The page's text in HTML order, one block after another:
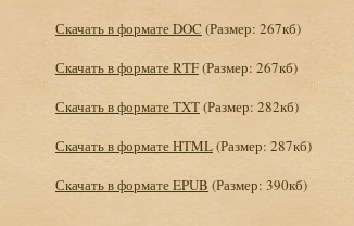
Скачать в формате DOC (Размер: 267кб)
Скачать в формате RTF(Размер: 267кб)
Скачать в формате TXT(Размер: 282кб)
Скачать в формате HTML(Размер: 287кб)
Скачать в формате EPUB (Размер: 390кб)